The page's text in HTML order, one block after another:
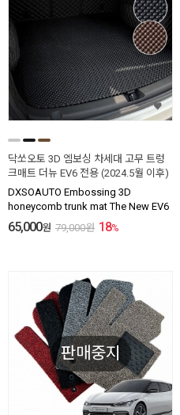
닥쏘오토 3D 엠보싱 차세대 고무 트렁
크매트 더뉴 EV6 전용 (2024.5월 이후)
DXSOAUTO Embossing 3D
honeycomb trunk mat The New EV6
65,000원 79,000원 18%
판매중지